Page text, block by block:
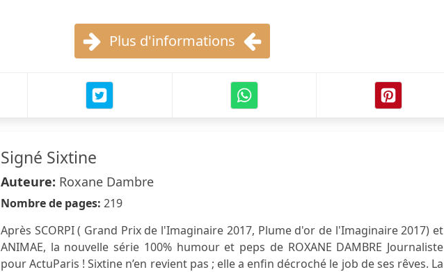
Plus d'informations
Signé Sixtine
Auteure: Roxane Dambre
Nombre de pages: 219
Après SCORPI ( Grand Prix de l'Imaginaire 2017, Plume d'or de l'Imaginaire 2017) et
ANIMAE, la nouvelle série 100% humour et peps de ROXANE DAMBRE Journaliste
pour ActuParis ! Sixtine n’en revient pas ; elle a enfin décroché le job de ses rêves. La